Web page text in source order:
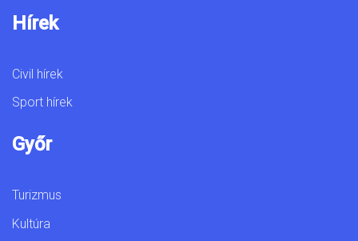
Hírek
Civil hírek
Sport hírek
Győr
Turizmus
Kultúra